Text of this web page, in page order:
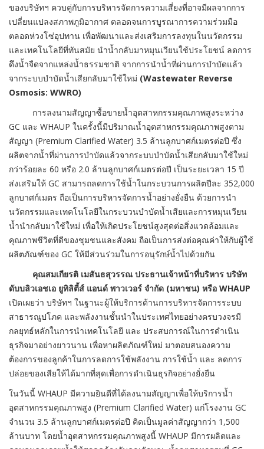
ของบริษัทฯ ควบคู่กับการบริหารจัดการความเสี่ยงที่อาจมีผลจากการ
เปลี่ยนแปลงสภาพภูมิอากาศ ตลอดจนการบูรณาการความร่วมมือ
ตลอดห่วงโซ่อุปทาน เพื่อพัฒนาและส่งเสริมการลงทุนในนวัตกรรม
และเทคโนโลยีที่ทันสมัย นำน้ำกลับมาหมุนเวียนใช้ประโยชน์ ลดการ
ดึงน้ำจืดจากแหล่งน้ำธรรมชาติ จากการนำน้ำที่ผ่านการบำบัดแล้ว
จากระบบบำบัดน้ำเสียกลับมาใช้ใหม่ (Wastewater Reverse
Osmosis: WWRO)
การลงนามสัญญาซื้อขายน้ำอุตสาหกรรมคุณภาพสูงระหว่าง
GC และ WHAUP ในครั้งนี้มีปริมาณน้ำอุตสาหกรรมคุณภาพสูงตาม
สัญญา (Premium Clarified Water) 3.5 ล้านลูกบาศก์เมตรต่อปี ซึ่ง
ผลิตจากน้ำที่ผ่านการบำบัดแล้วจากระบบบำบัดน้ำเสียกลับมาใช้ใหม่
กว่าร้อยละ 60 หรือ 2.0 ล้านลูกบาศก์เมตรต่อปี เป็นระยะเวลา 15 ปี
ส่งเสริมให้ GC สามารถลดการใช้น้ำในกระบวนการผลิตปีละ 352,000
ลูกบาศก์เมตร ถือเป็นการบริหารจัดการน้ำอย่างยั่งยืน ด้วยการนำ
นวัตกรรมและเทคโนโลยีในกระบวนบำบัดน้ำเสียและการหมุนเวียน
น้ำนำกลับมาใช้ใหม่ เพื่อให้เกิดประโยชน์สูงสุดต่อสิ่งแวดล้อมและ
คุณภาพชีวิตที่ดีของชุมชนและสังคม ถือเป็นการส่งต่อคุณค่าให้กับผู้ใช้
ผลิตภัณฑ์ของ GC ให้มีส่วนร่วมในการอนุรักษ์น้ำไปด้วยกัน
คุณสมเกียรติ เมสันธสุวรรณ ประธานเจ้าหน้าที่บริหาร บริษัท
ดับบลิวเอชเอ ยูทิลิตี้ส์ แอนด์ พาวเวอร์ จำกัด (มหาชน) หรือ WHAUP
เปิดเผยว่า บริษัทฯ ในฐานะผู้ให้บริการด้านการบริหารจัดการระบบ
สาธารณูปโภค และพลังงานชั้นนำในประเทศไทยอย่างครบวงจรมี
กลยุทธ์หลักในการนำเทคโนโลยี และ ประสบการณ์ในการดำเนิน
ธุรกิจมาอย่างยาวนาน เพื่อหาผลิตภัณฑ์ใหม่ มาตอบสนองความ
ต้องการของลูกค้าในการลดการใช้พลังงาน การใช้น้ำ และ ลดการ
ปล่อยของเสียให้ได้มากที่สุดเพื่อการดำเนินธุรกิจอย่างยั่งยืน
ในวันนี้ WHAUP มีความยินดีที่ได้ลงนามสัญญาเพื่อให้บริการน้ำ
อุตสาหกรรมคุณภาพสูง (Premium Clarified Water) แก่โรงงาน GC
จำนวน 3.5 ล้านลูกบาศก์เมตรต่อปี คิดเป็นมูลค่าสัญญากว่า 1,500
ล้านบาท โดยน้ำอุตสาหกรรมคุณภาพสูงนี้ WHAUP มีการผลิตและ